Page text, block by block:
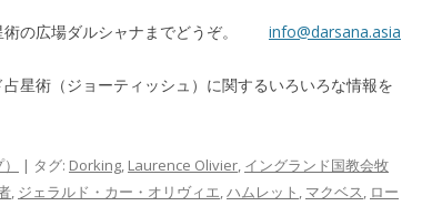
術の広場ダルシャナまでどうぞ。 info@darsana.asia
星術（ジョーティッシュ）に関するいろいろな情報を
| タグ: Dorking Laurence Olivier イングランド国教会牧
ジェラルド・カー・オリヴィエ ハムレット マクベス ロー